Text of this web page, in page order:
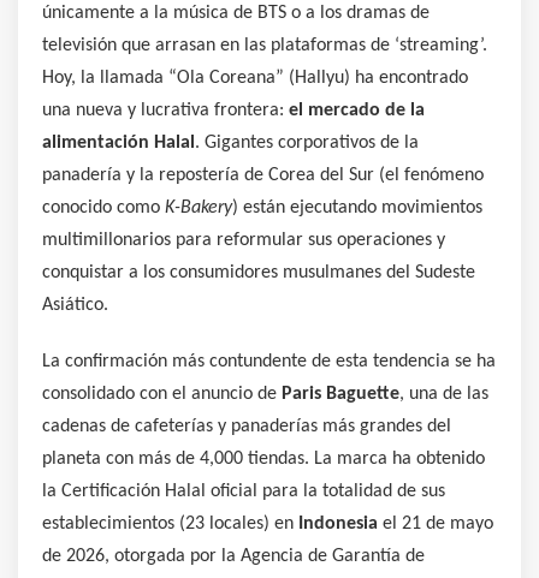
únicamente a la música de BTS o a los dramas de
televisión que arrasan en las plataformas de ‘streaming’.
Hoy, la llamada “Ola Coreana” (Hallyu) ha encontrado
una nueva y lucrativa frontera: el mercado de la
alimentación Halal . Gigantes corporativos de la
panadería y la repostería de Corea del Sur (el fenómeno
conocido como K-Bakery) están ejecutando movimientos
multimillonarios para reformular sus operaciones y
conquistar a los consumidores musulmanes del Sudeste
Asiático.
La confirmación más contundente de esta tendencia se ha
consolidado con el anuncio de Paris Baguette, una de las
cadenas de cafeterías y panaderías más grandes del
planeta con más de 4,000 tiendas. La marca ha obtenido
la Certificación Halal oficial para la totalidad de sus
establecimientos (23 locales) en Indonesia el 21 de mayo
de 2026, otorgada por la Agencia de Garantía de